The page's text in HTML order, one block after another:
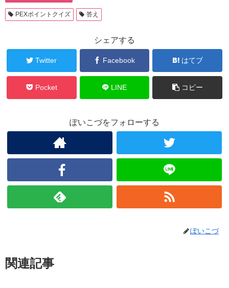
PEXポイントクイズ 答え
シェアする
Twitter Facebook はてブ
Pocket LINE コピー
ぽいこづをフォローする
ぽいこづ
関連記事